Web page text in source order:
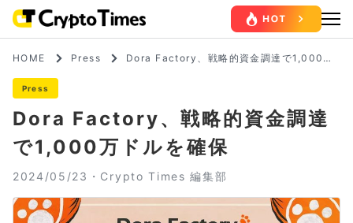
HOME Press
Dora Factory、戦略的資金調達で1,000万
Press
Dora Factory、戦略的資金調達
で1,000万ドルを確保
2024/05/23・ Crypto Times 編集部